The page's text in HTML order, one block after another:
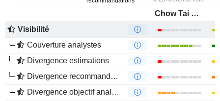
Chow Tai Seng Jewellery Co., Ltd.
Visibilité
Couverture analystes
Divergence estimations
Divergence recommandations analystes
Divergence objectif analystes